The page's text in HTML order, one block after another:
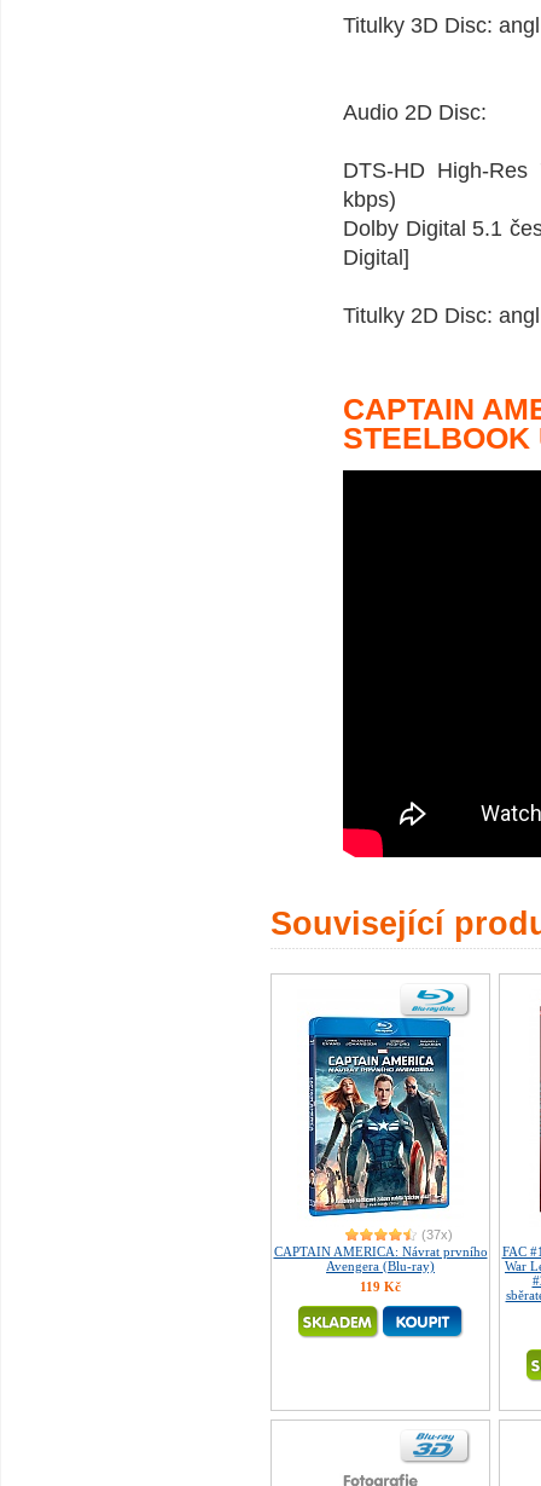
Titulky 3D Disc:
Audio 2D Disc:
DTS-HD High-
kbps)
Dolby Digital 5.1
Digital]
Titulky 2D Disc:
CAPTAIN
STEELBOOK
Související
(37x)
CAPTAIN AMERICA: Návrat prvního
Avengera (Blu-ray)
119 Kč
FAC
War